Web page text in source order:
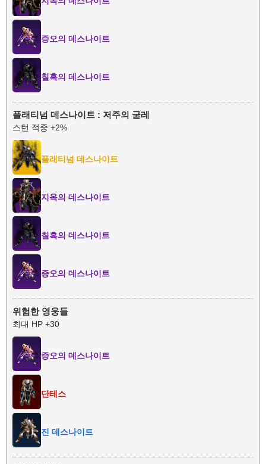
증오의 데스나이트
칠흑의 데스나이트
플래티넘 데스나이트 : 저주의 굴레
스턴 적중 +2%
플래티넘 데스나이트
지옥의 데스나이트
칠흑의 데스나이트
증오의 데스나이트
위험한 영웅들
최대 HP +30
증오의 데스나이트
단테스
진 데스나이트